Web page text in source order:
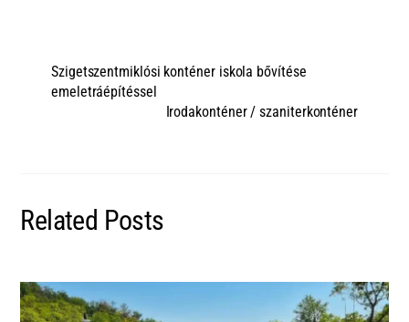
Szigetszentmiklósi konténer iskola bővítése
emeletráépítéssel
Irodakonténer / szaniterkonténer
Related Posts